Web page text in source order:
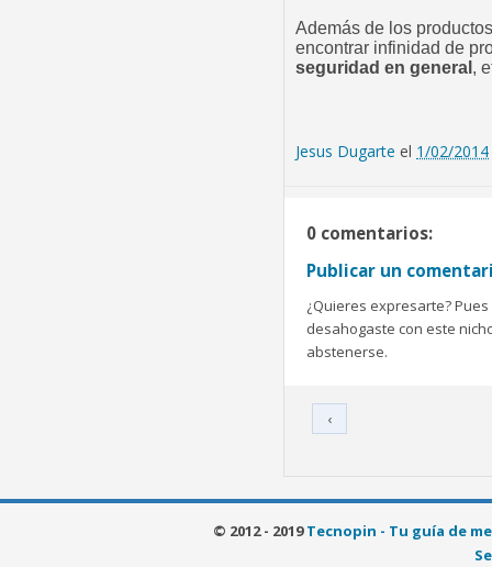
Además de los
encontrar infinidad de
seguridad en general ,
Jesus Dugarte el 1/02/2014
0 comentarios:
Publicar un
¿Quieres expresarte?
desahogaste con este
abstenerse.
‹
© 2012 - 2019Tecnopin - Tu guía de